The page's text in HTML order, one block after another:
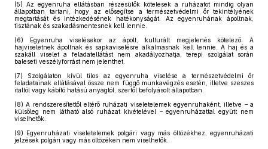
(5) Az egyenruha ellátásban részesülők kötelesek a ruházatot mindig olyan
állapotban tartani, hogy az elősegítse a természetvédelmi őr tekintélyének
megtartását és intézkedésének hatékonyságát. Az egyenruhának ápoltnak,
tisztának és szakadásmentesnek kell lennie.
(6) Egyenruha viselésekor az ápolt, kulturált megjelenés kötelező. A
hajviseletnek ápoltnak és sapkaviselésre alkalmasnak kell lennie. A haj és a
szakáll viselet a feladatellátást nem akadályozhatja, terepi szolgálat során
baleseti veszélyforrást nem jelenthet.
(7) Szolgálaton kívül tilos az egyenruha viselése a természetvédelmi őr
feladatainak ellátásával össze nem függő munkavégzés esetén, illetve szeszes
italtól vagy kábító hatású anyagtól, szertől befolyásolt állapotban.
(8) A rendszeresítettől eltérő ruházati viseletelemek egyenruhaként, illetve – a
külsőleg nem látható alsó ruházat kivételével – egyenruházattal együtt nem
viselhetők.
(9) Egyenruházati viseletelemek polgári vagy más öltözékhez, egyenruházati
jelzések polgári vagy más öltözéken nem viselhetők.